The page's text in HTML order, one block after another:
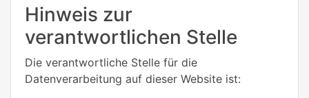
Hinweis zur
verantwortlichen Stelle
Die verantwortliche Stelle für die
Datenverarbeitung auf dieser Website ist: